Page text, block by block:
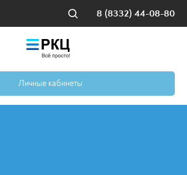
8 (8332) 44-08-80
Личные кабинеты